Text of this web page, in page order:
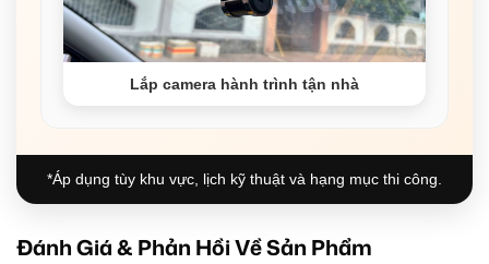
Lắp camera hành trình tận nhà
*Áp dụng tùy khu vực, lịch kỹ thuật và hạng mục thi công.
Đánh Giá & Phản Hồi Về Sản Phẩm